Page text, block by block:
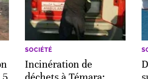
SOCIÉTÉ
Incinération de